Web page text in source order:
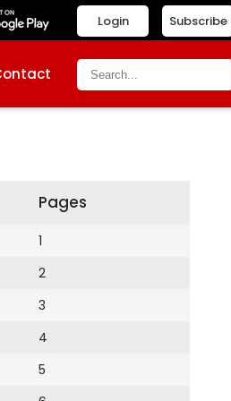
Subscribe
Login
Pages
1
2
3
4
5